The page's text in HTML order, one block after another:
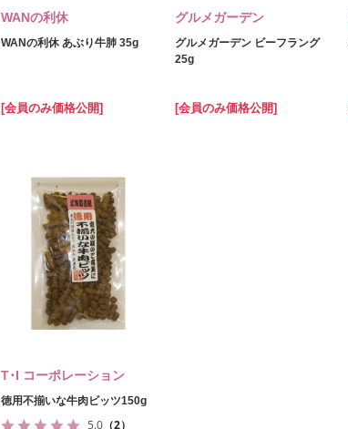
WANの利休
WANの利休 あぶり牛肺 35g
[会員のみ価格公開]
グルメガーデン
グルメガーデン ビーフラング
25g
[会員のみ価格公開]
T･I コーポレーション
徳用不揃いな牛肉ビッツ150g
5.0 （2）